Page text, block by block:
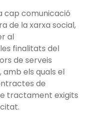
cap comunicació
de la xarxa social,
al
finalitats del
de serveis
els quals el
de
tractament exigits